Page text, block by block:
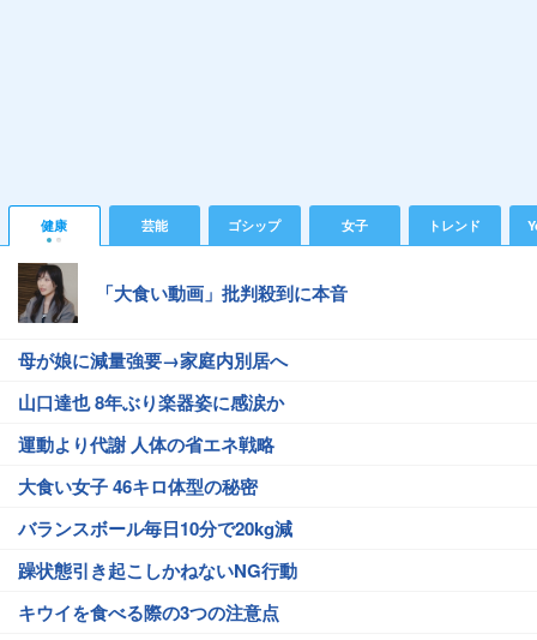
健康 芸能 ゴシップ 女子 トレンド
「大食い動画」批判殺到に本音
母が娘に減量強要→家庭内別居へ
山口達也 8年ぶり楽器姿に感涙か
運動より代謝 人体の省エネ戦略
大食い女子 46キロ体型の秘密
バランスボール毎日10分で20kg減
躁状態引き起こしかねないNG行動
キウイを食べる際の3つの注意点